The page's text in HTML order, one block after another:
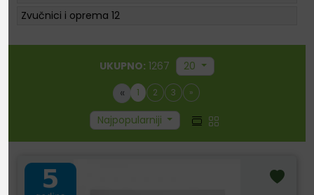
Zvučnici i oprema 12
UKUPNO: 1267 20
« 1 2 3 »
Najpopularniji